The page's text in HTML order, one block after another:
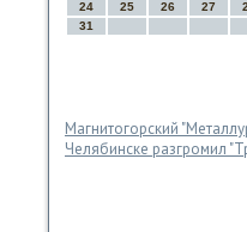
24
25 26 27
31
Магнитогорский
Челябинске разгромил